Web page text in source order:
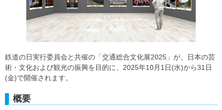
鉄道の日実行委員会と共催の「交通総合文化展2025」が、日本の芸
術・文化および観光の振興を目的に、2025年10月1日(水)から31日
(金)で開催されます。
概要